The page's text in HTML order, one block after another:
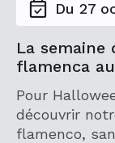
Du 27
La semaine
flamenca
Pour
découvrir
flamenco,